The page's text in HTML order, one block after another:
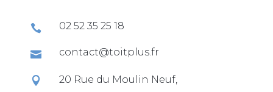
 02 52 35 25 18
 contact@toitplus.fr

20 Rue du Moulin Neuf,